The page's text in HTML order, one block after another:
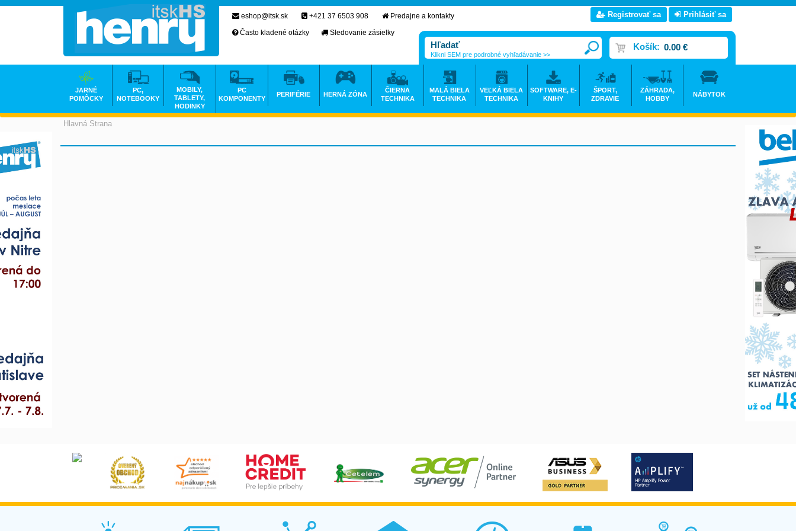
Hlavná Strana
eshop@itsk.sk +421 37 6503 908
Predajne a kontakty
Často kladené otázky
Sledovanie zásielky
Registrovať sa Prihlásiť sa
Košík: 0.00 €
Klikni SEM pre podrobné vyhľadávanie >>
JARNÉ
POMÔCKY
PC,
NOTEBOOKY
MOBILY,
TABLETY,
HODINKY
PC
KOMPONENTY
PERIFÉRIE HERNÁ ZÓNA
ČIERNA
TECHNIKA
MALÁ BIELA
TECHNIKA
VEĽKÁ BIELA
TECHNIKA
SOFTWARE, E-
KNIHY
ŠPORT,
ZDRAVIE
ZÁHRADA,
HOBBY
NÁBYTOK